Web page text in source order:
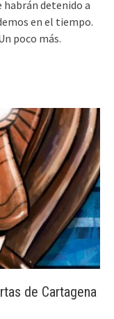
habrán detenido a
en el tiempo.
poco más.
de Cartagena